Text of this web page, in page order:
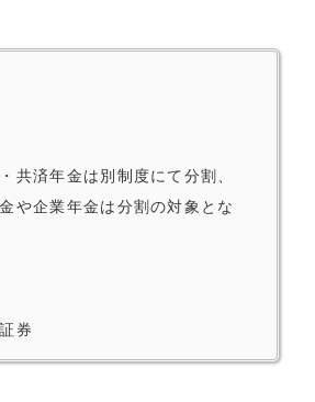
共済年金は別制度にて分割、
や企業年金は分割の対象とな
券